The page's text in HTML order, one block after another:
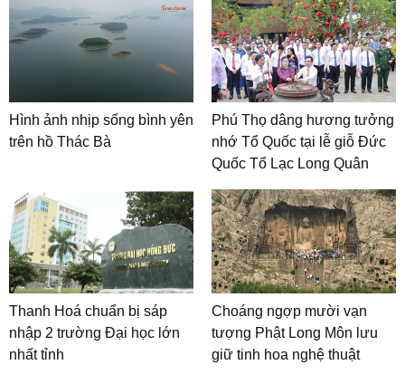
Hình ảnh nhịp sống bình yên
trên hồ Thác Bà
Phú Thọ dâng hương tưởng
nhớ Tổ Quốc tại lễ giỗ Đức
Quốc Tổ Lạc Long Quân
Thanh Hoá chuẩn bị sáp
nhập 2 trường Đại học lớn
nhất tỉnh
Choáng ngợp mười vạn
tượng Phật Long Môn lưu
giữ tinh hoa nghệ thuật